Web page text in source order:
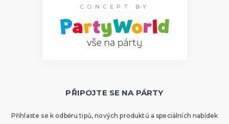
CONCEPT BY
PŘIPOJTE SE NA PÁRTY
Přihlaste se k odběru tipů, nových produktů a speciálních nabídek